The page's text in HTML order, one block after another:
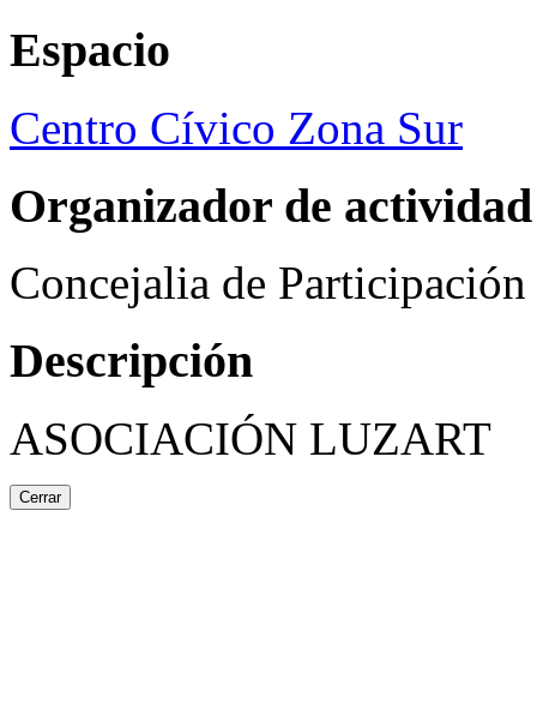
Espacio
Centro Cívico Zona Sur
Organizador de actividad
Concejalia de
Descripción
ASOCIACIÓN LUZART
Cerrar